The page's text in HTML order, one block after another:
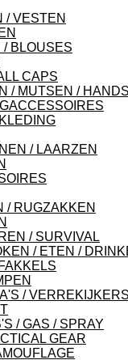
/ VESTEN
/ BLOUSES
CAPS
/ MUTSEN /
/ LAARZEN
/ RUGZAKKEN
/ SURVIVAL
/ ETEN /
/
/ GAS / SPRAY
GEAR